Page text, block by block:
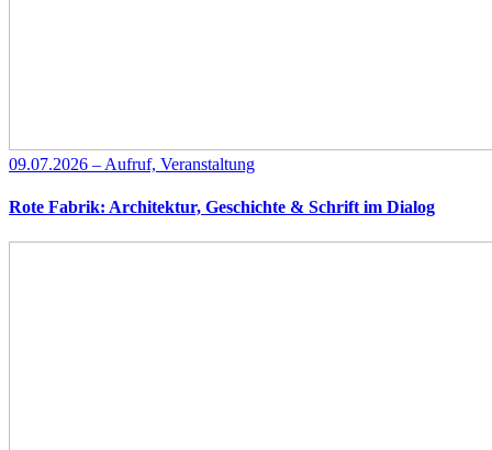
09.07.2026 – Aufruf, Veranstaltung
Rote Fabrik: Architektur, Geschichte & Schrift im Dialog